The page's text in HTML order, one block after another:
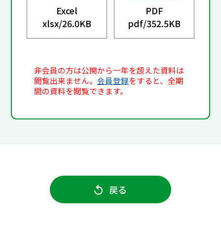
Excel
xlsx/26.0KB
PDF
pdf/352.5KB
非会員の方は公開から一年を超えた資料は
閲覧出来ません。会員登録をすると、全期
間の資料を閲覧できます。
戻る